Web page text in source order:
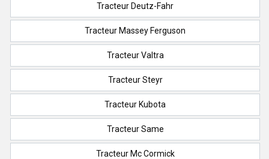
Tracteur Deutz-Fahr
Tracteur Massey Ferguson
Tracteur Valtra
Tracteur Steyr
Tracteur Kubota
Tracteur Same
Tracteur Mc Cormick